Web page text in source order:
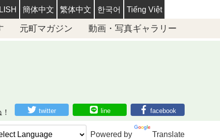
簡体中文 繁体中文 한국어 Tiếng Việt
元町マガジン 動画・写真ギャラリー
twitter line facebook
Powered by Translate